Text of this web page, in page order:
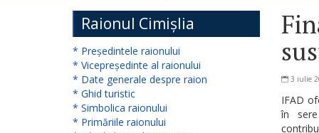
Noutăți
Organigrama
Subdiviziuni
Secretarul
Raionul Cimișlia
* Președintele raionului
* Vicepreședinte al raionului
* Date generale despre raion
* Ghid turistic
* Simbolica raionului
* Primăriile raionului
3 iulie
IFAD
în